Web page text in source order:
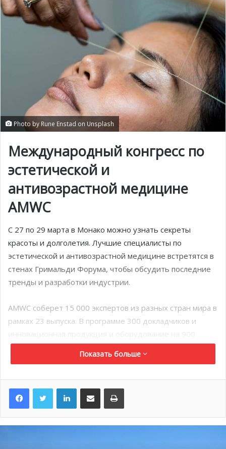
Photo by Rune Enstad on Unsplash
Международный конгресс по
эстетической и
антивозрастной медицине
AMWC
С 27 по 29 марта в Монако можно узнать секреты
красоты и долголетия. Лучшие специалисты по
эстетической и антивозрастной медицине встретятся в
стенах Гримальди Форума, чтобы обсудить последние
тренды и разработки индустрии.
AMWC соберет 15 000 экспертов из разных стран мира в
рамках 23 выпуска. В программе 300 докладчиков и
инновационная продукция и оборудование на 900
стендах.
Фестиваль «Весна искусств»:
произведения Жоливе, Равеля
и Сендо
Показать больше
LinkedInПоделиться по электронной почте Распечатать